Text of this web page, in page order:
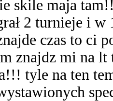
skile maja
2 turnieje i w
czas to ci
znajdz mi na lt
tyle na ten